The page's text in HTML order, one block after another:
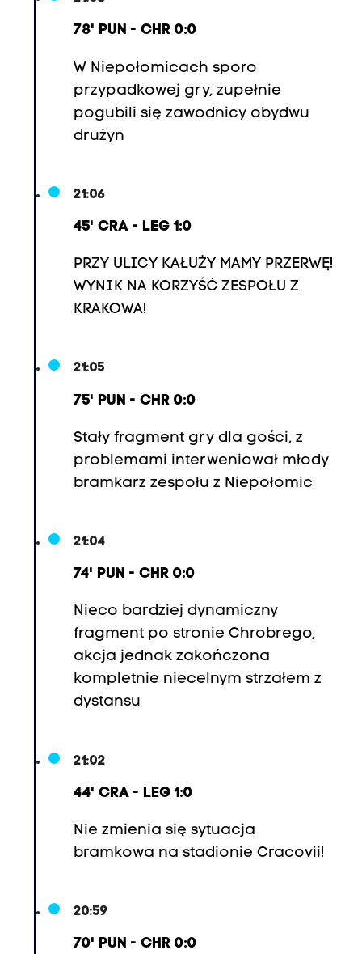
78' PUN - CHR 0:0
W Niepołomicach sporo
przypadkowej gry, zupełnie
pogubili się zawodnicy obydwu
drużyn
21:06
45' CRA - LEG 1:0
PRZY ULICY KAŁUŻY MAMY PRZERWĘ!
WYNIK NA KORZYŚĆ ZESPOŁU Z
KRAKOWA!
21:05
75' PUN - CHR 0:0
Stały fragment gry dla gości, z
problemami interweniował młody
bramkarz zespołu z Niepołomic
21:04
74' PUN - CHR 0:0
Nieco bardziej dynamiczny
fragment po stronie Chrobrego,
akcja jednak zakończona
kompletnie niecelnym strzałem z
dystansu
21:02
44' CRA - LEG 1:0
Nie zmienia się sytuacja
bramkowa na stadionie Cracovii!
20:59
70' PUN - CHR 0:0